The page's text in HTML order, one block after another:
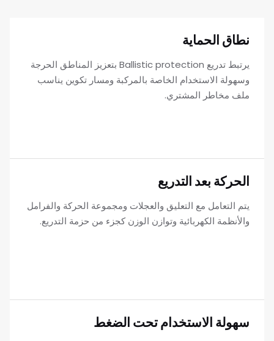
نطاق الحماية
يرتبط تدريع Ballistic protection بتعزيز المناطق الحرجة
وسهولة الاستخدام الخاصة بالمركبة ومسار تكوين يناسب
ملف مخاطر المشتري.
الحركة بعد التدريع
يتم التعامل مع التعليق والعجلات ومجموعة الحركة والفرامل
والأنظمة الكهربائية وتوازن الوزن كجزء من حزمة التدريع.
سهولة الاستخدام تحت الضغط